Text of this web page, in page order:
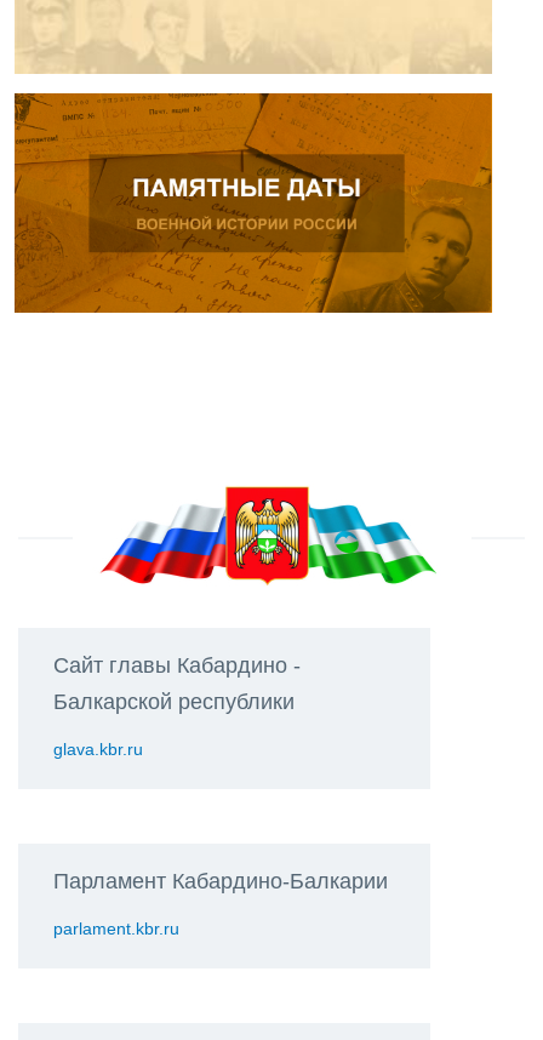
Сайт главы Кабардино -
Балкарской республики
glava.kbr.ru
Парламент Кабардино-Балкарии
parlament.kbr.ru